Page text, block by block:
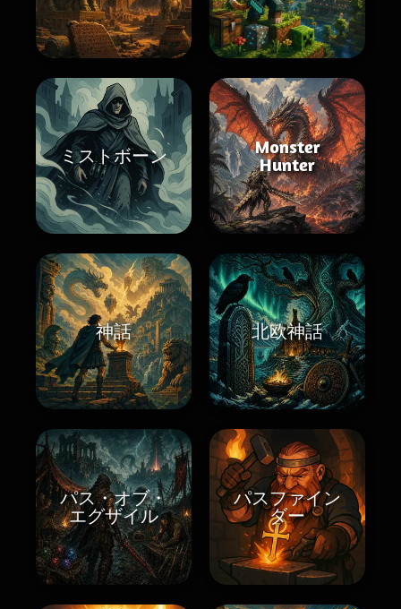
ミストボーン
Monster
Hunter
神話 北欧神話
パス・オブ・
エグザイル
パスファイン
ダー